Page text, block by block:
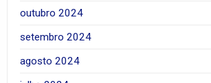
outubro 2024
setembro 2024
agosto 2024